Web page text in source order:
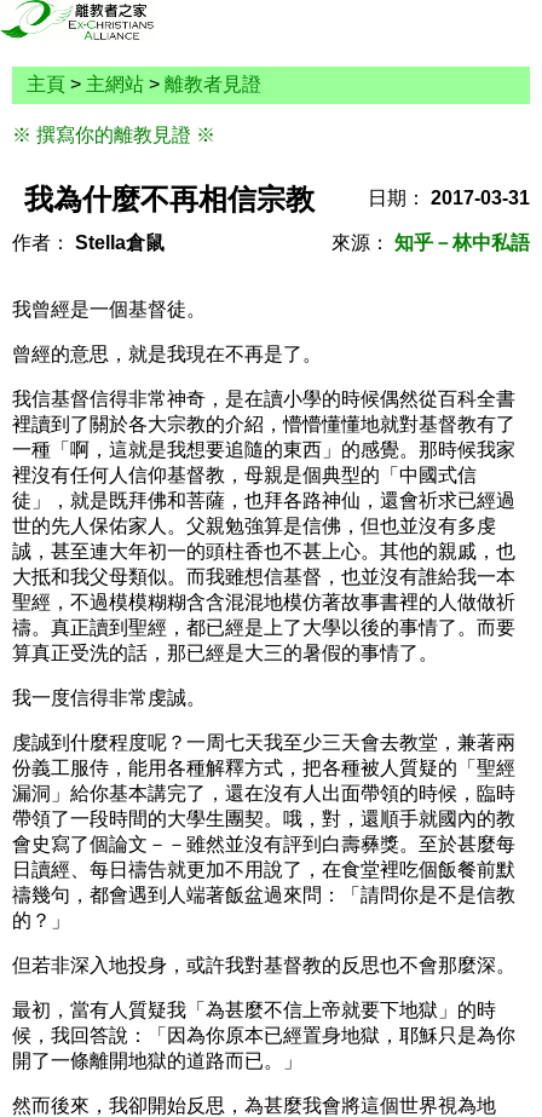
主頁 > 主網站 > 離教者見證
※ 撰寫你的離教見證 ※
我為什麼不再相信宗教 日期： 2017-03-31
作者： Stella倉鼠 來源： 知乎－林中私語
我曾經是一個基督徒。
曾經的意思，就是我現在不再是了。
我信基督信得非常神奇，是在讀小學的時候偶然從百科全書
裡讀到了關於各大宗教的介紹，懵懵懂懂地就對基督教有了
一種「啊，這就是我想要追隨的東西」的感覺。那時候我家
裡沒有任何人信仰基督教，母親是個典型的「中國式信
徒」，就是既拜佛和菩薩，也拜各路神仙，還會祈求已經過
世的先人保佑家人。父親勉強算是信佛，但也並沒有多虔
誠，甚至連大年初一的頭柱香也不甚上心。其他的親戚，也
大抵和我父母類似。而我雖想信基督，也並沒有誰給我一本
聖經，不過模模糊糊含含混混地模仿著故事書裡的人做做祈
禱。真正讀到聖經，都已經是上了大學以後的事情了。而要
算真正受洗的話，那已經是大三的暑假的事情了。
我一度信得非常虔誠。
虔誠到什麼程度呢？一周七天我至少三天會去教堂，兼著兩
份義工服侍，能用各種解釋方式，把各種被人質疑的「聖經
漏洞」給你基本講完了，還在沒有人出面帶領的時候，臨時
帶領了一段時間的大學生團契。哦，對，還順手就國內的教
會史寫了個論文－－雖然並沒有評到白壽彝獎。至於甚麼每
日讀經、每日禱告就更加不用說了，在食堂裡吃個飯餐前默
禱幾句，都會遇到人端著飯盆過來問：「請問你是不是信教
的？」
但若非深入地投身，或許我對基督教的反思也不會那麼深。
最初，當有人質疑我「為甚麼不信上帝就要下地獄」的時
候，我回答說：「因為你原本已經置身地獄，耶穌只是為你
開了一條離開地獄的道路而已。」
然而後來，我卻開始反思，為甚麼我會將這個世界視為地